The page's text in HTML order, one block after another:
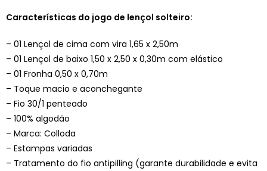
Características do jogo de lençol solteiro:
– 01 Lençol de cima com vira 1,65 x 2,50m
– 01 Lençol de baixo 1,50 x 2,50 x 0,30m com elástico
– 01 Fronha 0,50 x 0,70m
– Toque macio e aconchegante
– Fio 30/1 penteado
– 100% algodão
– Marca: Colloda
– Estampas variadas
– Tratamento do fio antipilling (garante durabilidade e evita